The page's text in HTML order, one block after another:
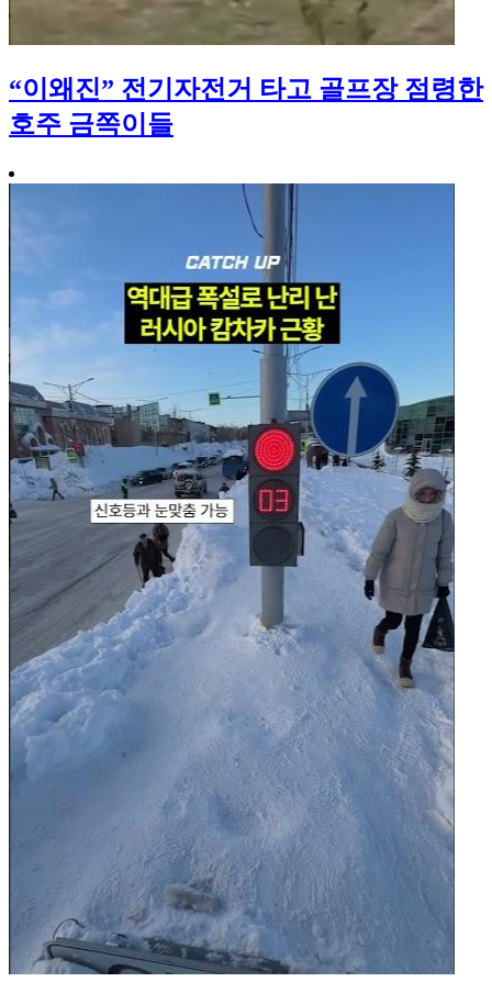
“이왜진” 전기자전거 타고 골프장 점령한
호주 금쪽이들